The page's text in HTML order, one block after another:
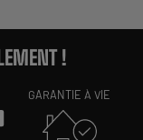
!
GARANTIE À VIE